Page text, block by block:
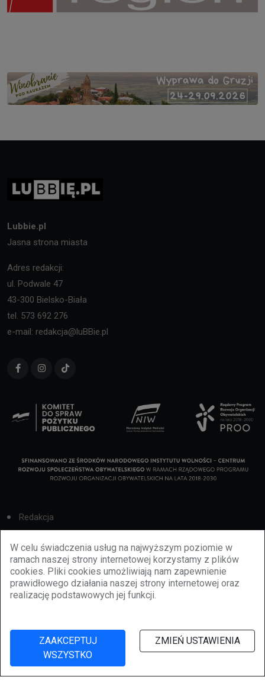
W celu świadczenia usług na najwyższym poziomie w
ramach naszej strony internetowej korzystamy z plików
cookies. Pliki cookies umożliwiają nam zapewnienie
prawidłowego działania naszej strony internetowej oraz
realizację podstawowych jej funkcji.
ZAAKCEPTUJ
WSZYSTKO
ZMIEŃ USTAWIENIA
Lubbie.pl
Jasna strona miasta
Adres redakcji:
ul. Podwale 47
43-300 Bielsko-Biała
tel. 573 692 276
e-mail: redakcja@luBBie.pl
Redakcja
Cookies
Reklama
BBiletomania